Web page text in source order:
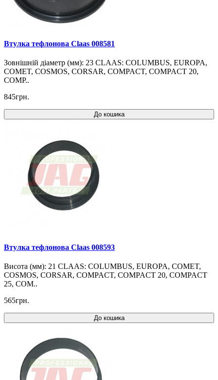
Втулка тефлонова Claas 008581
Зовнішній діаметр (мм): 23 CLAAS: COLUMBUS, EUROPA,
COMET, COSMOS, CORSAR, COMPACT, COMPACT 20,
COMP..
845грн.
До кошика
Втулка тефлонова Claas 008593
Висота (мм): 21 CLAAS: COLUMBUS, EUROPA, COMET,
COSMOS, CORSAR, COMPACT, COMPACT 20, COMPACT
25, COM..
565грн.
До кошика